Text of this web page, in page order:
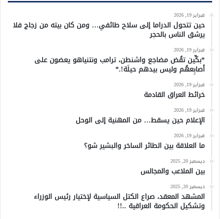
فبراير 19, 2026
حين تتحول الدراما إلى سلاح طائفي… ومن كان بيته من زجاج فلا
يرشق الناس بالحجر
فبراير 19, 2026
*بكِّين تقُض مضاجع واشنطن، ترامب ونتنياهو يعضون على
أصابِعهُم وليس بيدهم حيلَة!.*
فبراير 19, 2026
خرائط العراق القادمة
فبراير 19, 2026
الإعلام حين يسقط… من المهنية إلى الوحل
فبراير 19, 2026
ما العلاقة بين الطائر الساخر والبشير شو؟
ديسمبر 20, 2025
بين الملاعب والمجالس
ديسمبر 20, 2025
المشهد المعقد، صراع الكتل السياسية لإختيار رئيس الوزراء
وتشكيل الحكومة العراقية ..!!